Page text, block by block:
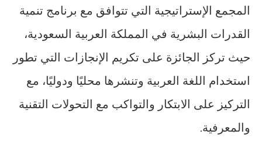
المجمع الإستراتيجية التي تتوافق مع برنامج تنمية
القدرات البشرية في المملكة العربية السعودية،
حيث تركز الجائزة على تكريم الإنجازات التي تطور
استخدام اللغة العربية وتنشرها محليًا ودوليًا، مع
التركيز على الابتكار والتواكب مع التحولات التقنية
والمعرفية.